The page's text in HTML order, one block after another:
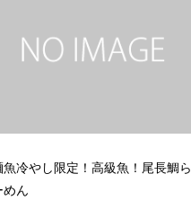
魚冷やし限定！高級魚！尾長鯛ら
めん